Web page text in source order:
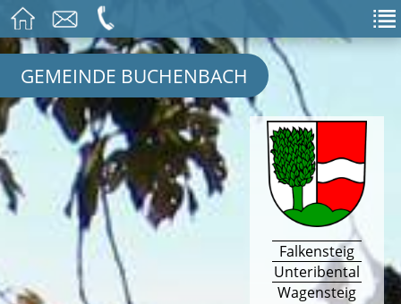
GEMEINDE BUCHENBACH
Falkensteig
Unteribental
Wagensteig